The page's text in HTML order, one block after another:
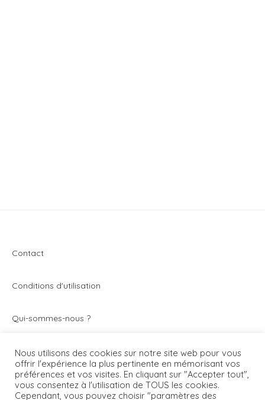
Contact
Conditions d'utilisation
Qui-sommes-nous ?
Vivez toute l’actualité du secteur de la montre et de
l’horlogerie avec Montrezine.com. Le blog - magazine
généraliste qui parle de toutes les montres.
Nous utilisons des cookies sur notre site web pour vous
offrir l'expérience la plus pertinente en mémorisant vos
préférences et vos visites. En cliquant sur "Accepter tout",
vous consentez à l'utilisation de TOUS les cookies.
Cependant, vous pouvez choisir "paramètres des